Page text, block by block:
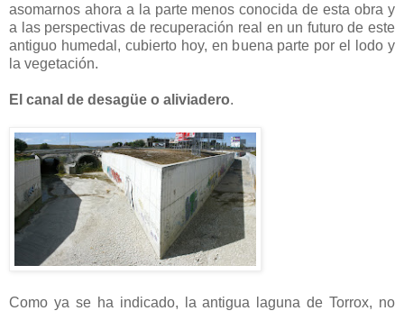
asomarnos ahora a la parte menos conocida de esta obra y
a las perspectivas de recuperación real en un futuro de este
antiguo humedal, cubierto hoy, en buena parte por el lodo y
la vegetación.
El canal de desagüe o aliviadero.
Como ya se ha indicado, la antigua laguna de Torrox, no